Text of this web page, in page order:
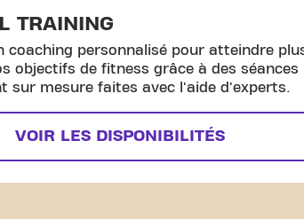
TRAINING
coaching personnalisé pour atteindre
objectifs de fitness grâce à des séances
sur mesure faites avec l'aide d'experts.
VOIR LES DISPONIBILITÉS